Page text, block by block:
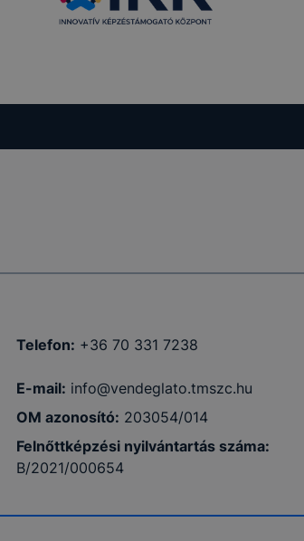
Telefon: +36 70 331 7238
E-mail: info@vendeglato.tmszc.hu
OM azonosító: 203054/014
Felnőttképzési nyilvántartás száma:
B/2021/000654